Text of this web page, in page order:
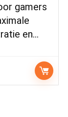
gamers
en…